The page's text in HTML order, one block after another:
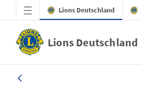
Zum Hauptinhalt springen
Lions Deutschland
Lions Deutschland